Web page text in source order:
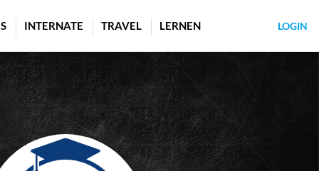
INTERNATE TRAVEL LERNEN LOGIN